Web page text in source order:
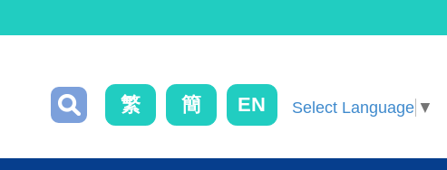
繁 簡 EN Select Language ▼